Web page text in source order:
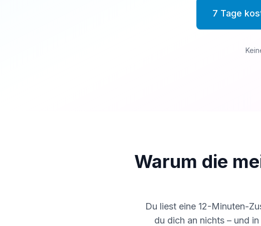
7 Tage
Warum die
Du liest eine 12-Minuten-
du dich an nichts – und